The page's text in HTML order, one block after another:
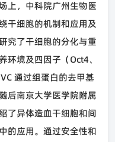
上，中科院广州生物医
干细胞的机制和应用及
究了干细胞的分化与重
环境及四因子（Oct4、
VC通过组蛋白的去甲基
后南京大学医学院附属
了异体造血干细胞和间
的应用。通过安全性和